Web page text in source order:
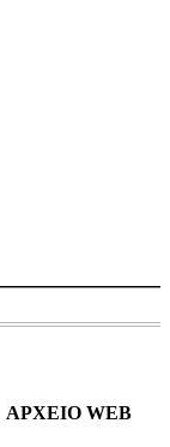
ΑΡΧΕΙΟ WEB